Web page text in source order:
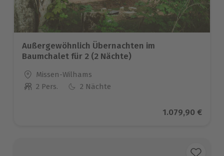
Außergewöhnlich Übernachten im
Baumchalet für 2 (2 Nächte)
Standort
Missen-Wilhams
Anzahl der Teilnehmer
2 Pers. 2 Nächte
Aktueller Preis
1.079,90 €